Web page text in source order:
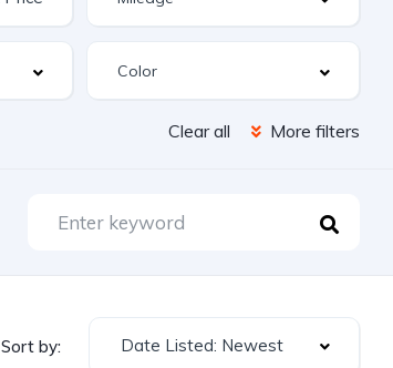
Clear all More filters
Sort by: Date Listed: Newest